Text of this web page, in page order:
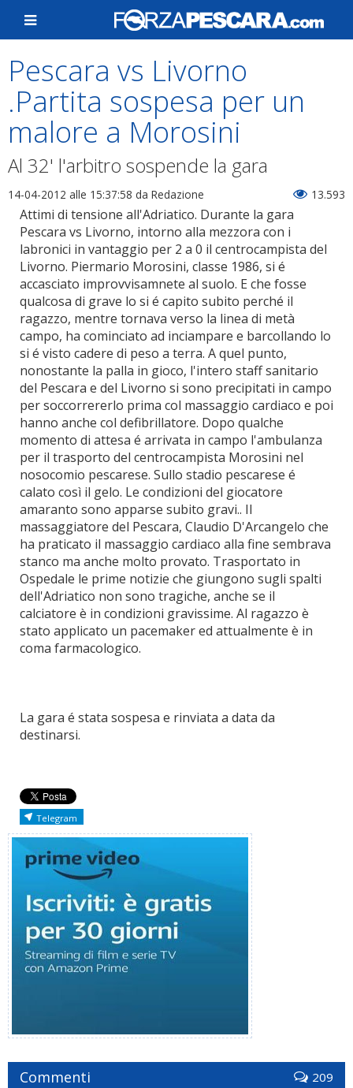
Pescara vs Livorno
.Partita sospesa per un
malore a Morosini
Al 32' l'arbitro sospende la gara
14-04-2012 alle 15:37:58 da Redazione 13.593
Attimi di tensione all'Adriatico. Durante la gara
Pescara vs Livorno, intorno alla mezzora con i
labronici in vantaggio per 2 a 0 il centrocampista del
Livorno. Piermario Morosini, classe 1986, si é
accasciato improvvisamnete al suolo. E che fosse
qualcosa di grave lo si é capito subito perché il
ragazzo, mentre tornava verso la linea di metà
campo, ha cominciato ad inciampare e barcollando lo
si é visto cadere di peso a terra. A quel punto,
nonostante la palla in gioco, l'intero staff sanitario
del Pescara e del Livorno si sono precipitati in campo
per soccorrererlo prima col massaggio cardiaco e poi
hanno anche col defibrillatore. Dopo qualche
momento di attesa é arrivata in campo l'ambulanza
per il trasporto del centrocampista Morosini nel
nosocomio pescarese. Sullo stadio pescarese é
calato così il gelo. Le condizioni del giocatore
amaranto sono apparse subito gravi.. Il
massaggiatore del Pescara, Claudio D'Arcangelo che
ha praticato il massaggio cardiaco alla fine sembrava
stanco ma anche molto provato. Trasportato in
Ospedale le prime notizie che giungono sugli spalti
dell'Adriatico non sono tragiche, anche se il
calciatore è in condizioni gravissime. Al ragazzo è
stato applicato un pacemaker ed attualmente è in
coma farmacologico.
La gara é stata sospesa e rinviata a data da
destinarsi.
Telegram
Commenti 209